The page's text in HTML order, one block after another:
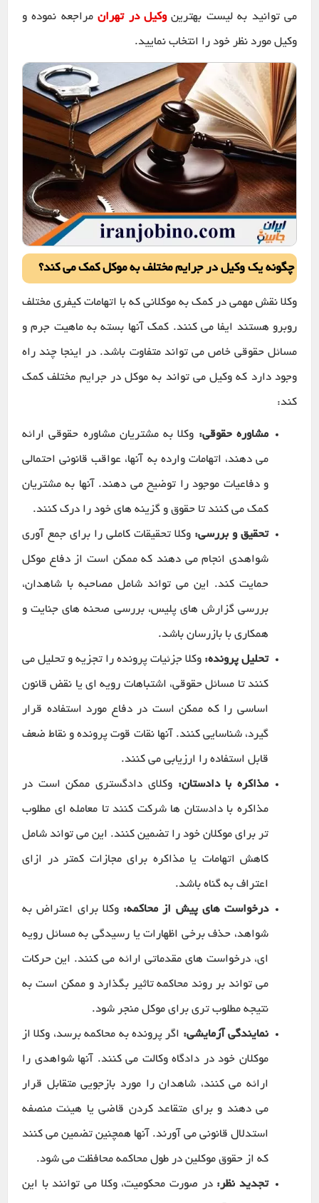
می توانید به لیست بهترینوکیل در تهرانمراجعه نموده و
وکیل مورد نظر خود را انتخاب نمایید.
چگونه یک وکیل در جرایم مختلف به موکل کمک می کند؟
وکلا نقش مهمی در کمک به موکلانی که با اتهامات کیفری مختلف
روبرو هستند ایفا می کنند. کمک آنها بسته به ماهیت جرم و
مسائل حقوقی خاص می تواند متفاوت باشد. در اینجا چند راه
وجود دارد که وکیل می تواند به موکل در جرایم مختلف کمک
کند:
مشاوره حقوقی: وکلا به مشتریان مشاوره حقوقی ارائه
می دهند، اتهامات وارده به آنها، عواقب قانونی احتمالی
و دفاعیات موجود را توضیح می دهند. آنها به مشتریان
کمک می کنند تا حقوق و گزینه های خود را درک کنند.
تحقیق و بررسی: وکلا تحقیقات کاملی را برای جمع آوری
شواهدی انجام می دهند که ممکن است از دفاع موکل
حمایت کند. این می تواند شامل مصاحبه با شاهدان،
بررسی گزارش های پلیس، بررسی صحنه های جنایت و
همکاری با بازرسان باشد.
تحلیل پرونده: وکلا جزئیات پرونده را تجزیه و تحلیل می
کنند تا مسائل حقوقی، اشتباهات رویه ای یا نقض قانون
اساسی را که ممکن است در دفاع مورد استفاده قرار
گیرد، شناسایی کنند. آنها نقات قوت پرونده و نقاط ضعف
قابل استفاده را ارزیابی می کنند.
مذاکره با دادستان:وکلای دادگستری ممکن است در
مذاکره با دادستان ها شرکت کنند تا معامله ای مطلوب
تر برای موکلان خود را تضمین کنند. این می تواند شامل
کاهش اتهامات یا مذاکره برای مجازات کمتر در ازای
اعتراف به گناه باشد.
درخواست های پیش از محاکمه:وکلا برای اعتراض به
شواهد، حذف برخی اظهارات یا رسیدگی به مسائل رویه
ای، درخواست های مقدماتی ارائه می کنند. این حرکات
می تواند بر روند محاکمه تاثیر بگذارد و ممکن است به
نتیجه مطلوب تری برای موکل منجر شود.
نمایندگی آزمایشی: اگر پرونده به محاکمه برسد، وکلا از
موکلان خود در دادگاه وکالت می کنند. آنها شواهدی را
ارائه می کنند، شاهدان را مورد بازجویی متقابل قرار
می دهند و برای متقاعد کردن قاضی یا هیئت منصفه
استدلال قانونی می آورند. آنها همچنین تضمین می کنند
که از حقوق موکلین در طول محاکمه محافظت می شود.
تجدید نظر:در صورت محکومیت، وکلا می توانند با این